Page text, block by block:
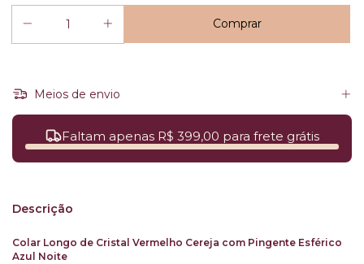
Meios de envio
Faltam apenas R$ 399,00 para frete grátis
Descrição
Colar Longo de Cristal Vermelho Cereja com Pingente Esférico
Azul Noite